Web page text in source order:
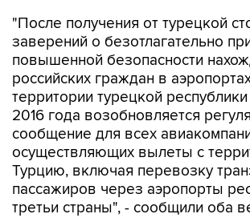
"После получения от турецкой
заверений о безотлагательно
повышенной безопасности
российских граждан в
территории турецкой
2016 года возобновляется
сообщение для всех
осуществляющих вылеты с
Турцию, включая перевозку
пассажиров через аэропорты
третьи страны", - сообщили оба